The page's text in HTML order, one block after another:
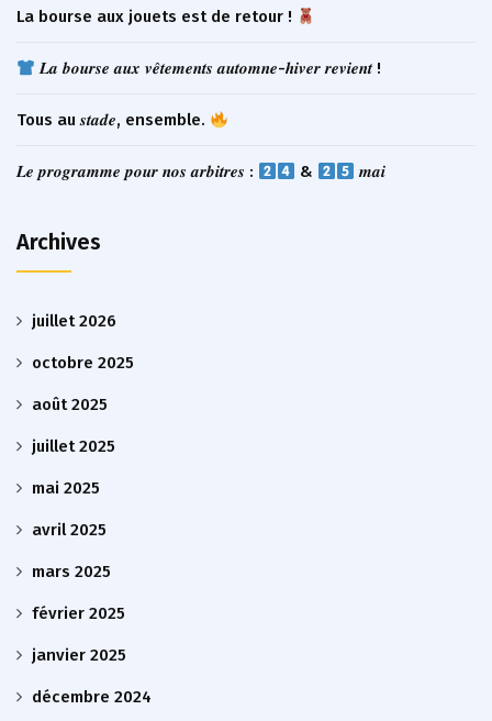
La bourse aux jouets est de retour !
𝑳𝒂 𝒃𝒐𝒖𝒓𝒔𝒆 𝒂𝒖𝒙 𝒗𝒆̂𝒕𝒆𝒎𝒆𝒏𝒕𝒔 𝒂𝒖𝒕𝒐𝒎𝒏𝒆-𝒉𝒊𝒗𝒆𝒓 𝒓𝒆𝒗𝒊𝒆𝒏𝒕 !
Tous au 𝒔𝒕𝒂𝒅𝒆, ensemble.
𝑳𝒆 𝒑𝒓𝒐𝒈𝒓𝒂𝒎𝒎𝒆 𝒑𝒐𝒖𝒓 𝒏𝒐𝒔 𝒂𝒓𝒃𝒊𝒕𝒓𝒆𝒔 : & 𝒎𝒂𝒊
Archives
juillet 2026
octobre 2025
août 2025
juillet 2025
mai 2025
avril 2025
mars 2025
février 2025
janvier 2025
décembre 2024